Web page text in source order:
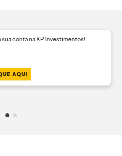
sua conta na XP Investimentos!
AQUI